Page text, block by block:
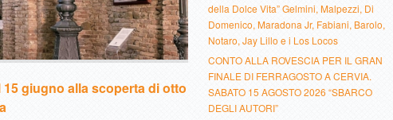
15 giugno alla scoperta di otto
della Dolce Vita” Gelmini, Malpezzi, Di
Domenico, Maradona Jr, Fabiani, Barolo,
Notaro, Jay Lillo e i Los Locos
CONTO ALLA ROVESCIA PER IL GRAN
FINALE DI FERRAGOSTO A CERVIA.
SABATO 15 AGOSTO 2026 “SBARCO
DEGLI AUTORI”